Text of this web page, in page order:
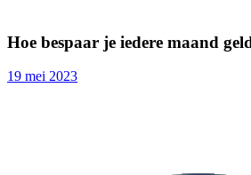
Hoe bespaar je iedere maand
19 mei 2023